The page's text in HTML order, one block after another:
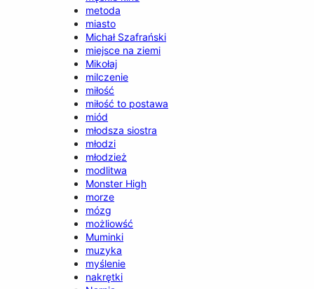
metoda
miasto
Michał Szafrański
miejsce na ziemi
Mikołaj
milczenie
miłość
miłość to postawa
miód
młodsza siostra
młodzi
młodzież
modlitwa
Monster High
morze
mózg
możliowść
Muminki
muzyka
myślenie
nakrętki